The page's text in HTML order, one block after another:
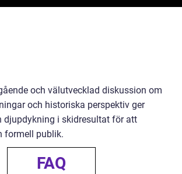
och välutvecklad diskussion om
och historiska perspektiv ger
djupdykning i skidresultat för att
formell publik.
FAQ